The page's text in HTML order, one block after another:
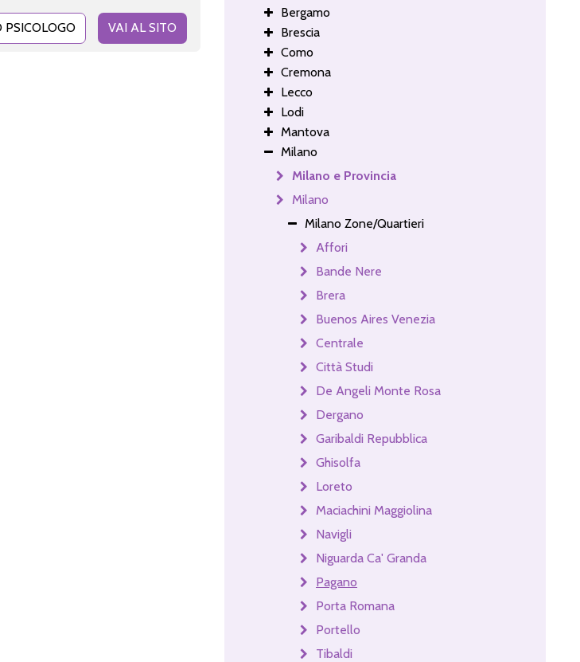
PSICOLOGO VAI AL SITO
Bergamo
Brescia
Como
Cremona
Lecco
Lodi
Mantova
Milano
Milano e Provincia
Milano
Milano Zone/Quartieri
Affori
Bande Nere
Brera
Buenos Aires Venezia
Centrale
Città Studi
De Angeli Monte Rosa
Dergano
Garibaldi Repubblica
Ghisolfa
Loreto
Maciachini Maggiolina
Navigli
Niguarda Ca' Granda
Pagano
Porta Romana
Portello
Tibaldi